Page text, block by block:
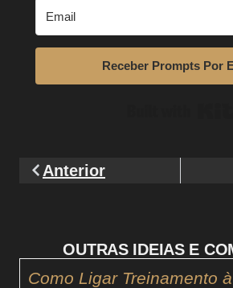
Receber Prompts Por
Anterior
OUTRAS IDEIAS E
Como Ligar Treinamento